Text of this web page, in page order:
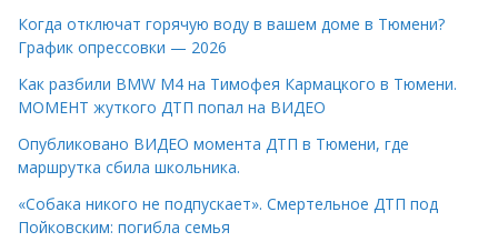
Когда отключат горячую воду в вашем доме в Тюмени?
График опрессовки — 2026
Как разбили BMW M4 на Тимофея Кармацкого в Тюмени.
МОМЕНТ жуткого ДТП попал на ВИДЕО
Опубликовано ВИДЕО момента ДТП в Тюмени, где
маршрутка сбила школьника.
«Собака никого не подпускает». Смертельное ДТП под
Пойковским: погибла семья